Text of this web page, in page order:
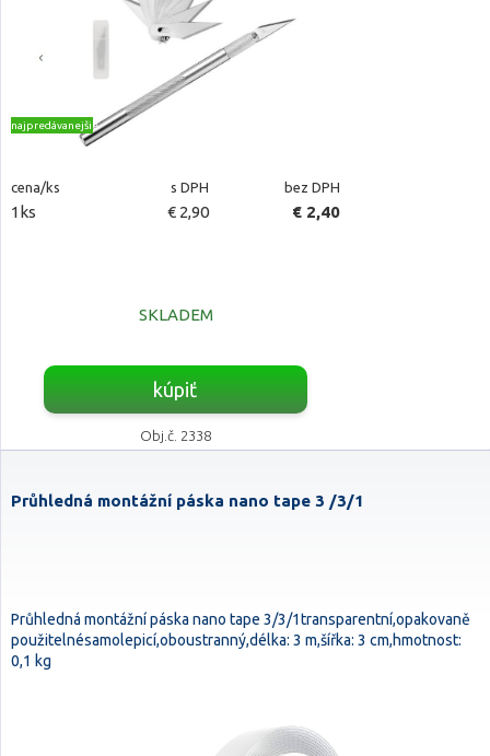
najpredávanejšie
cena/ks s DPH bez DPH
1ks € 2,90 € 2,40
SKLADEM
kúpiť
Obj.č. 2338
Průhledná montážní páska nano tape 3 /3/1
Průhledná montážní páska nano tape 3/3/1transparentní,opakovaně
použitelnésamolepicí,oboustranný,délka: 3 m,šířka: 3 cm,hmotnost:
0,1 kg